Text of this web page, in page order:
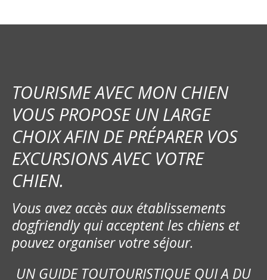
i
o
n
d
e
l
’
a
TOURISME AVEC MON CHIEN
VOUS PROPOSE UN LARGE
CHOIX AFIN DE PRÉPARER VOS
EXCURSIONS AVEC VOTRE
CHIEN.
Vous avez accès aux établissements
dogfriendly qui acceptent les chiens et
pouvez organiser votre séjour.
UN GUIDE TOUTOURISTIQUE QUI A DU